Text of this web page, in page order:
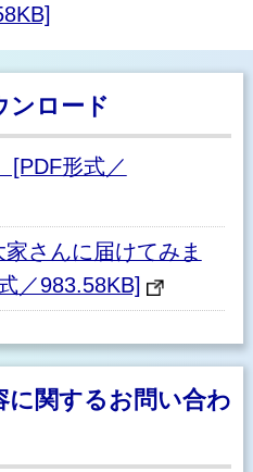
ンロード
[PDF形式／
さんに届けてみま
／983.58KB]
に関するお問い合わ